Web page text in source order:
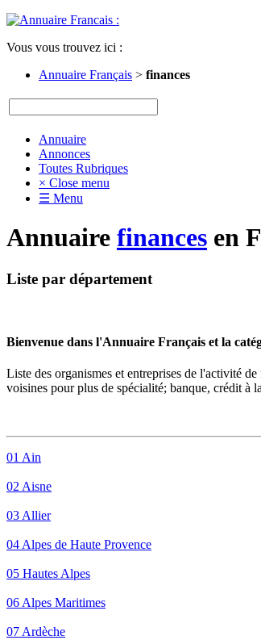
Vous vous trouvez ici :
Annuaire Français > finances
Annuaire
Annonces
Toutes Rubriques
× Close menu
☰ Menu
Annuaire finances en
Liste par département
Bienvenue dans l'Annuaire Français et la
Liste des organismes et entreprises de l'activité de
voisines pour plus de spécialité; banque, crédit à
01 Ain
02 Aisne
03 Allier
04 Alpes de Haute Provence
05 Hautes Alpes
06 Alpes Maritimes
07 Ardèche